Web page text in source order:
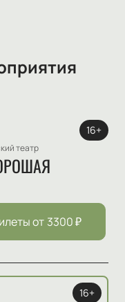
театр
16+
от 3300₽
16+